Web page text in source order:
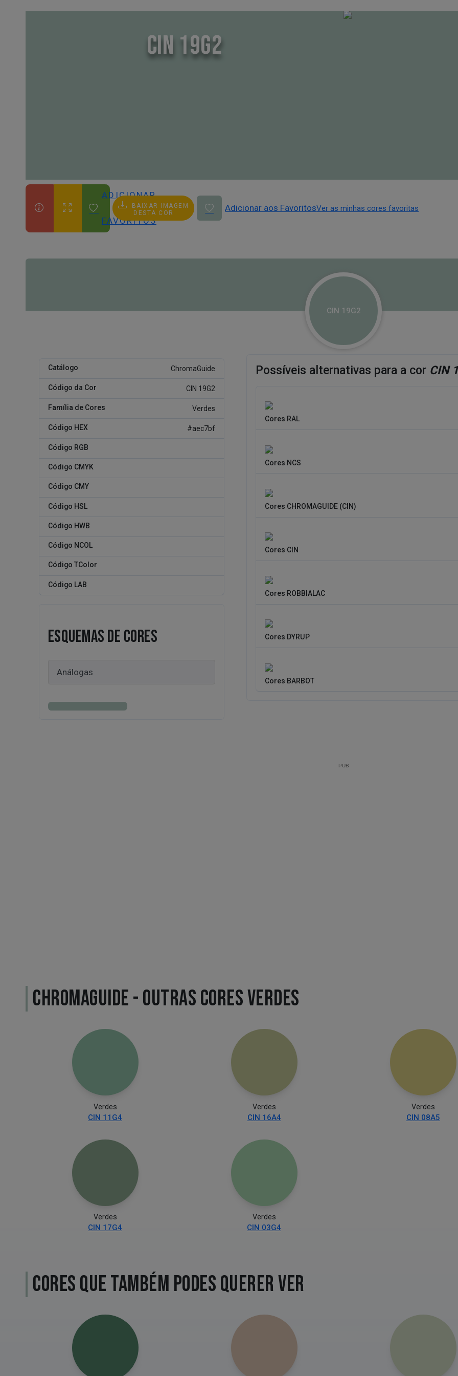
CIN 19G2
ADICIONAR
AOS
FAVORITOS
BAIXAR IMAGEM
DESTA COR
Adicionar aos FavoritosVer as minhas cores favoritas
CIN 19G2
Catálogo ChromaGuide
Código da Cor CIN 19G2
Família de Cores Verdes
Código HEX #aec7bf
Código RGB
Código CMYK
Código CMY
Código HSL
Código HWB
Código NCOL
Código TColor
Código LAB
ESQUEMAS DE CORES
Possíveis alternativas para a cor CIN
Cores RAL
Cores NCS
Cores CHROMAGUIDE (CIN)
Cores CIN
Cores ROBBIALAC
Cores DYRUP
Cores BARBOT
CHROMAGUIDE - OUTRAS CORES VERDES
Verdes
CIN 11G4
Verdes
CIN 16A4
Verdes
CIN 08A5
Verdes
CIN 17G4
Verdes
CIN 03G4
CORES QUE TAMBÉM PODES QUERER VER